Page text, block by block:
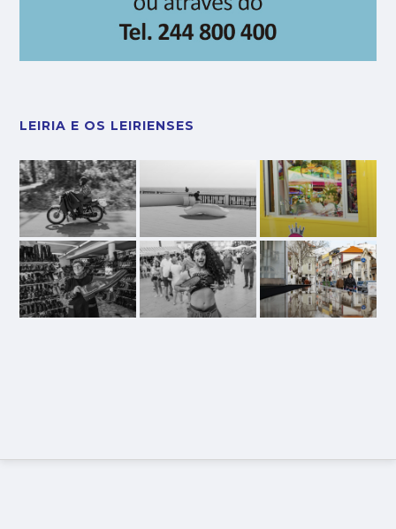
LEIRIA E OS LEIRIENSES